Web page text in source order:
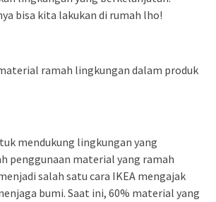
bisa kita lakukan di rumah lho!
ramah lingkungan dalam produk
mendukung lingkungan yang
penggunaan material yang ramah
salah satu cara IKEA mengajak
bumi. Saat ini, 60% material yang